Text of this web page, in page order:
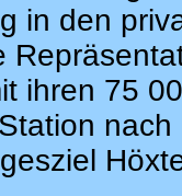
in den
ihren 75